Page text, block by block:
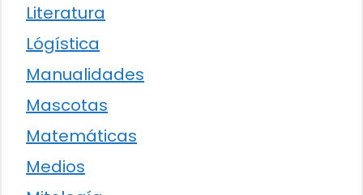
Literatura
Lógística
Manualidades
Mascotas
Matemáticas
Medios